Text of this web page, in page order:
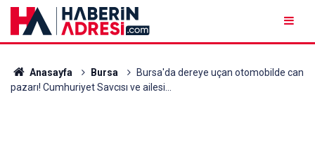
Anasayfa Bursa
Bursa'da dereye uçan otomobilde can
pazarı! Cumhuriyet Savcısı ve ailesi...